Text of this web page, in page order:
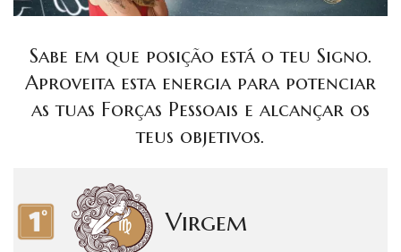
Sabe em que posição está o teu Signo.
Aproveita esta energia para potenciar
as tuas Forças Pessoais e alcançar os
teus objetivos.
Virgem